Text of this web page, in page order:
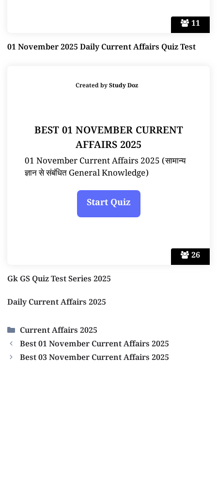
11
01 November 2025 Daily Current Affairs Quiz Test
26
Created byStudy Doz
BEST 01 NOVEMBER CURRENT
AFFAIRS 2025
01 November Current Affairs 2025 (सामान्य
ज्ञान से संबंधित General Knowledge)
Gk GS Quiz Test Series 2025
Daily Current Affairs 2025
Categories
Current Affairs 2025
Best 01 November Current Affairs 2025
Best 03 November Current Affairs 2025